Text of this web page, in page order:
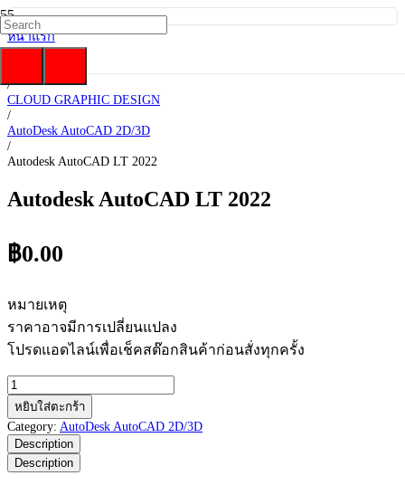
หน้าแรก
/
/
CLOUD GRAPHIC DESIGN
/
AutoDesk AutoCAD 2D/3D
/
Autodesk AutoCAD LT 2022
Autodesk AutoCAD LT 2022
฿0.00
หมายเหตุ
ราคาอาจมีการเปลี่ยนแปลง
โปรดแอดไลน์เพื่อเช็คสต๊อกสินค้าก่อนสั่งทุกครั้ง
จำนวน
Autodesk
AutoCAD
LT
2022
ชิ้น
หยิบใส่ตะกร้า
Category: AutoDesk AutoCAD 2D/3D
Description
Description